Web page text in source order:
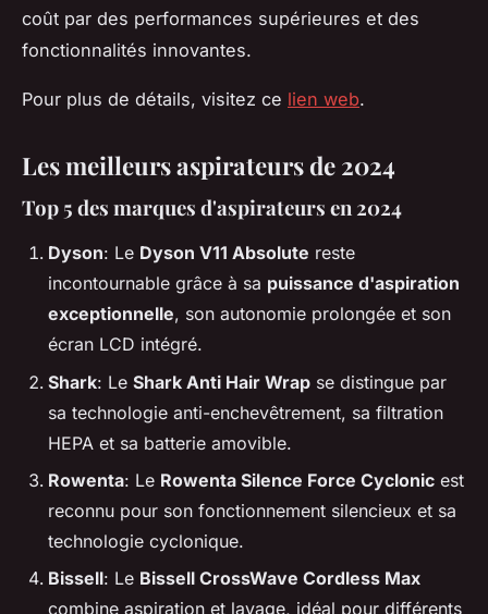
coût par des performances supérieures et des
fonctionnalités innovantes.
Pour plus de détails, visitez ce lien web.
Les meilleurs aspirateurs de 2024
Top 5 des marques d'aspirateurs en 2024
Dyson: Le Dyson V11 Absolute reste
incontournable grâce à sa puissance d'aspiration
exceptionnelle, son autonomie prolongée et son
écran LCD intégré.
Shark: Le Shark Anti Hair Wrap se distingue par
sa technologie anti-enchevêtrement, sa filtration
HEPA et sa batterie amovible.
Rowenta: Le Rowenta Silence Force Cyclonic est
reconnu pour son fonctionnement silencieux et sa
technologie cyclonique.
Bissell: Le Bissell CrossWave Cordless Max
combine aspiration et lavage, idéal pour différents